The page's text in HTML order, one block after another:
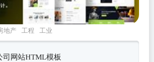
地产 工程 工业
司网站HTML模板